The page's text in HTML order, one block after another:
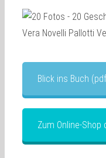
Blick ins Buch
Zum Online-